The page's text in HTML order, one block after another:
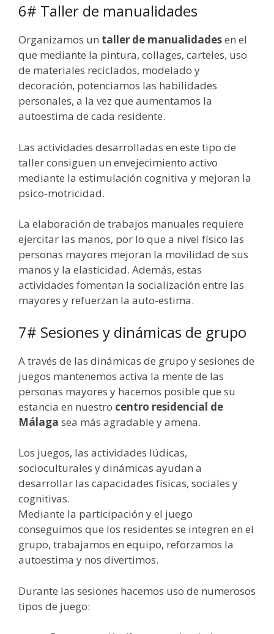
6# Taller de manualidades
Organizamos un taller de manualidadesen el
que mediante la pintura, collages, carteles, uso
de materiales reciclados, modelado y
decoración, potenciamos las habilidades
personales, a la vez que aumentamos la
autoestima de cada residente.
Las actividades desarrolladas en este tipo de
taller consiguen un envejecimiento activo
mediante la estimulación cognitiva y mejoran la
psico-motricidad.
La elaboración de trabajos manuales requiere
ejercitar las manos, por lo que a nivel físico las
personas mayores mejoran la movilidad de sus
manos y la elasticidad. Además, estas
actividades fomentan la socialización entre las
mayores y refuerzan la auto-estima.
7# Sesiones y dinámicas de grupo
A través de las dinámicas de grupo y sesiones de
juegos mantenemos activa la mente de las
personas mayores y hacemos posible que su
estancia en nuestro centro residencial de
Málaga sea más agradable y amena.
Los juegos, las actividades lúdicas,
socioculturales y dinámicas ayudan a
desarrollar las capacidades físicas, sociales y
cognitivas.
Mediante la participación y el juego
conseguimos que los residentes se integren en el
grupo, trabajamos en equipo, reforzamos la
autoestima y nos divertimos.
Durante las sesiones hacemos uso de numerosos
tipos de juego: